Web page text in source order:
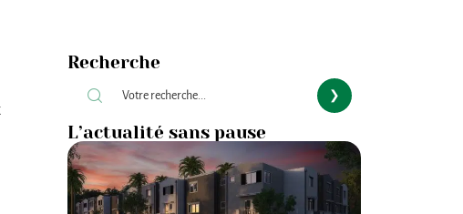
Recherche
L’actualité sans pause